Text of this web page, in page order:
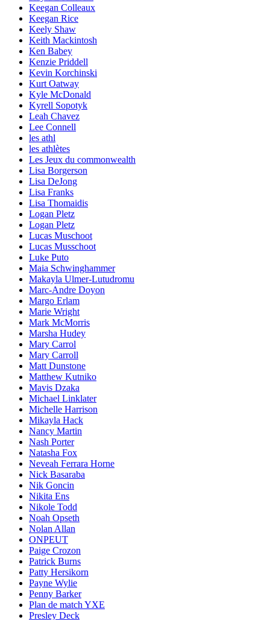
Keegan Colleaux
Keegan Rice
Keely Shaw
Keith Mackintosh
Ken Babey
Kenzie Priddell
Kevin Korchinski
Kurt Oatway
Kyle McDonald
Kyrell Sopotyk
Leah Chavez
Lee Connell
les athl
les athlètes
Les Jeux du commonwealth
Lisa Borgerson
Lisa DeJong
Lisa Franks
Lisa Thomaidis
Logan Pletz
Logan Pletz
Lucas Muschoot
Lucas Musschoot
Luke Puto
Maia Schwinghammer
Makayla Ulmer-Lutudromu
Marc-Andre Doyon
Margo Erlam
Marie Wright
Mark McMorris
Marsha Hudey
Mary Carrol
Mary Carroll
Matt Dunstone
Matthew Kutniko
Mavis Dzaka
Michael Linklater
Michelle Harrison
Mikayla Hack
Nancy Martin
Nash Porter
Natasha Fox
Neveah Ferrara Horne
Nick Basaraba
Nik Goncin
Nikita Ens
Nikole Todd
Noah Opseth
Nolan Allan
ONPEUT
Paige Crozon
Patrick Burns
Patty Hersikorn
Payne Wylie
Penny Barker
Plan de match YXE
Presley Deck